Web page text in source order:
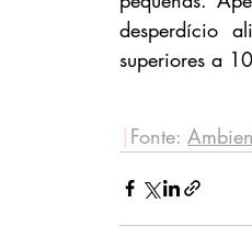
desperdício
superiores a
| Fonte: